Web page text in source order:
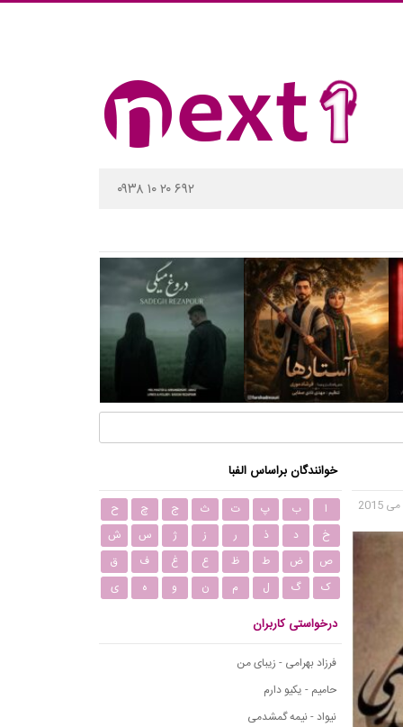
۰۹۳۸ ۱۰ ۲۰ ۶۹۲
خوانندگان براساس الفبا
ا ب پ ت ث ج چ
ح
خ
د ذ ر ز ژ س
ش
ص
ض ط ظ ع غ ف
ق
ک
گ ل م ن و ه ی
درخواستی کاربران
فرزاد بهرامی - زیبای من
حامیم - یکیو دارم
نیواد - نیمه گمشدمی